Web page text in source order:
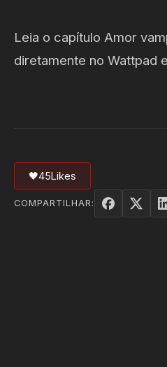
Leia o capítulo Amor
diretamente no Wattpad
🖤45Likes
COMPARTILHAR: